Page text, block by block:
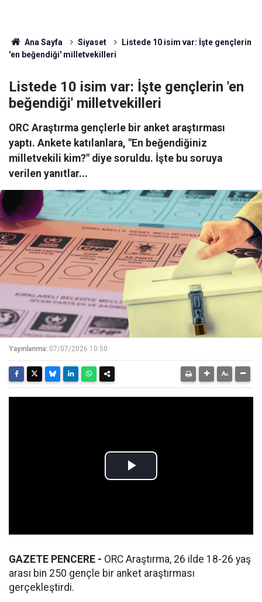
Ana Sayfa Siyaset
Listede 10 isim var: İşte gençlerin
'en beğendiği' milletvekilleri
Listede 10 isim var: İşte gençlerin 'en
beğendiği' milletvekilleri
ORC Araştırma gençlerle bir anket araştırması
yaptı. Ankete katılanlara, "En beğendiğiniz
milletvekili kim?" diye soruldu. İşte bu soruya
verilen yanıtlar...
Yayınlanma: 07/07/2026 10:50
GAZETE PENCERE - ORC Araştırma, 26 ilde 18-26 yaş
arası bin 250 gençle bir anket araştırması
gerçekleştirdi.